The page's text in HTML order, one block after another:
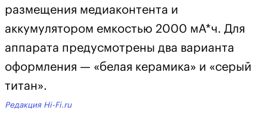
размещения медиаконтента и
аккумулятором емкостью 2000 мА*ч. Для
аппарата предусмотрены два варианта
оформления — «белая керамика» и «серый
титан».
Редакция Hi-Fi.ru